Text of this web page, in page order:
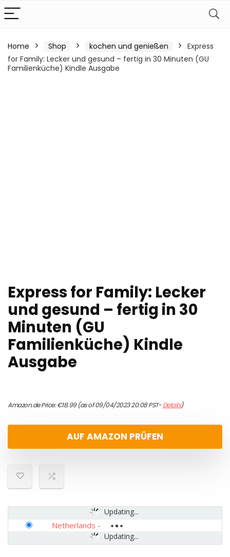
Home Shop kochen und genießen
Express
for Family: Lecker und gesund – fertig in 30 Minuten (GU
Familienküche) Kindle Ausgabe
Express for Family: Lecker
und gesund – fertig in 30
Minuten (GU
Familienküche) Kindle
Ausgabe
Amazon.de Price:€18.99(as of 09/04/2023 20:08 PST-Details)
AUF AMAZON PRÜFEN
Updating...
Updating...
Netherlands -